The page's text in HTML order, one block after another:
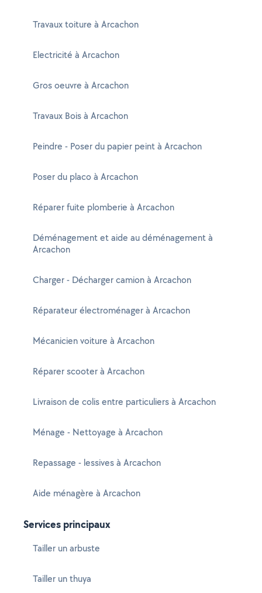
Travaux toiture à Arcachon
Electricité à Arcachon
Gros oeuvre à Arcachon
Travaux Bois à Arcachon
Peindre - Poser du papier peint à Arcachon
Poser du placo à Arcachon
Réparer fuite plomberie à Arcachon
Déménagement et aide au déménagement à
Arcachon
Charger - Décharger camion à Arcachon
Réparateur électroménager à Arcachon
Mécanicien voiture à Arcachon
Réparer scooter à Arcachon
Livraison de colis entre particuliers à Arcachon
Ménage - Nettoyage à Arcachon
Repassage - lessives à Arcachon
Aide ménagère à Arcachon
Services principaux
Tailler un arbuste
Tailler un thuya